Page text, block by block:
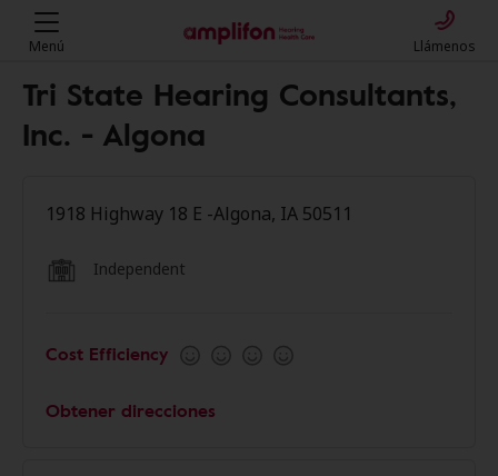
Menú Llámenos
Tri State Hearing Consultants,
Inc. - Algona
1918 Highway 18 E -Algona, IA 50511
Independent
Cost Efficiency
Obtener direcciones